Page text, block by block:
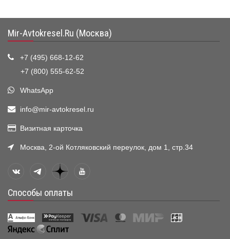
Mir-Avtokresel.Ru (Москва)
+7 (495) 668-12-62
+7 (800) 555-62-52
WhatsApp
info@mir-avtokresel.ru
Визитная карточка
Москва, 2-ой Котляковский переулок, дом 1, стр.34
Способы оплаты